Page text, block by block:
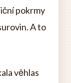
pokrmy
A to
věhlas